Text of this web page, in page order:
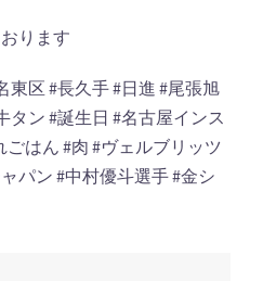
ります
東区 #長久手 #日進 #尾張旭
タン #誕生日 #名古屋インス
ごはん #肉 #ヴェルブリッツ
ャパン #中村優斗選手 #金シ